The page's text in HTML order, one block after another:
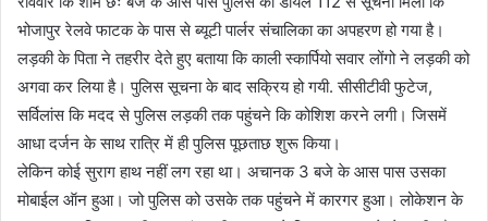
भोजापुर रेलवे फाटक के पास से ब्यूटी पार्लर संचालिका का अपहरण हो गया है।
लड़की के पिता ने तहरीर देते हुए बताया कि काली स्कार्पियो सवार लोंगो ने लड़की को
अगवा कर लिया है। पुलिस सूचना के बाद सक्रिय हो गयी. सीसीटीवी फुटेज,
सर्विलांस कि मदद से पुलिस लड़की तक पहुंचने कि कोशिश करने लगी। जिसमें
आधा दर्जन के साथ रात्रि में ही पुलिस पूछताछ शुरू किया।
लेकिन कोई सुराग हाथ नहीं लग रहा था। अचानक 3 बजे के आस पास उसका
मोबाईल ऑन हुआ। जो पुलिस को उसके तक पहुंचने में कारगर हुआ। लोकेशन के